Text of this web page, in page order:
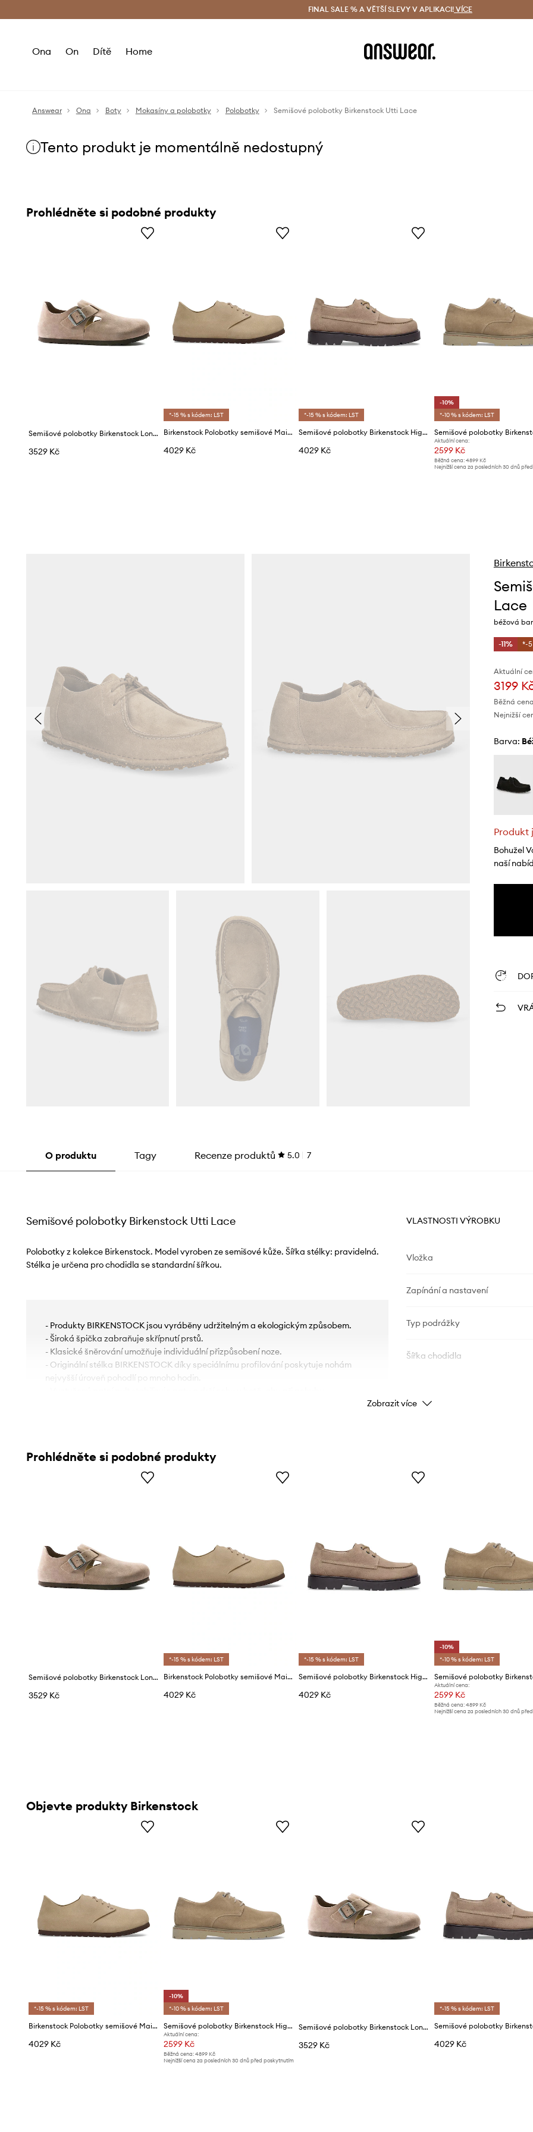
Doručení a vrácení zdarma (od 1800 Kč) Doručení i do 24 h
FINAL SALE % A VĚTŠÍ SLEVY V APLIKACI! VÍCE
Ona On Dítě Home
Answear Ona Boty Mokasíny a polobotky Polobotky Semišové polobotky Birkenstock Utti Lace
Tento produkt je momentálně nedostupný
Prohlédněte si podobné produkty
Semišové polobotky Birkenstock London
3529 Kč
*-15 % s kódem: LST
Birkenstock Polobotky semišové Maine
4029 Kč
*-15 % s kódem: LST
Semišové polobotky Birkenstock Highwood Moc Lace Low
4029 Kč
-10%
*-10 % s kódem: LST
Aktuální cena:
2599 Kč
Běžná cena: 4899 Kč
Nejnižší cena za posledních 30 dnů
Lace
béžová
-11% *-
Aktuální
3199
Běžná
Nejnižší
Barva:
Produkt
Bohužel
naší
O produktu Tagy Recenze produktů 5.0 7
Semišové polobotky Birkenstock Utti Lace
Polobotky z kolekce Birkenstock. Model vyroben ze semišové kůže. Šířka stélky: pravidelná.
Stélka je určena pro chodidla se standardní šířkou.
- Produkty BIRKENSTOCK jsou vyráběny udržitelným a ekologickým způsobem.
- Široká špička zabraňuje skřípnutí prstů.
- Klasické šněrování umožňuje individuální přizpůsobení noze.
- Originální stélka BIRKENSTOCK díky speciálnímu profilování poskytuje nohám
nejvyšší úroveň pohodlí po mnoho hodin.
VLASTNOSTI VÝROBKU
Vložka
Zapínání a nastavení
Typ podrážky
Šířka chodidla
ÚDAJE O VÝROBKU
Barva
ID produktu
Zobrazit více
Prohlédněte si podobné produkty
Semišové polobotky Birkenstock London
3529 Kč
*-15 % s kódem: LST
Birkenstock Polobotky semišové Maine
4029 Kč
*-15 % s kódem: LST
Semišové polobotky Birkenstock Highwood Moc Lace Low
4029 Kč
-10%
*-10 % s kódem: LST
Aktuální cena:
2599 Kč
Běžná cena: 4899 Kč
Nejnižší cena za posledních 30 dnů
Objevte produkty Birkenstock
*-15 % s kódem: LST
Birkenstock Polobotky semišové Maine
4029 Kč
-10%
*-10 % s kódem: LST
Semišové polobotky Birkenstock Highwood Lace Low
Aktuální cena:
2599 Kč
Běžná cena:4899 Kč
Nejnižší cena za posledních 30 dnů před poskytnutím
Semišové polobotky Birkenstock London
3529 Kč
*-15 % s kódem: LST
4029 Kč